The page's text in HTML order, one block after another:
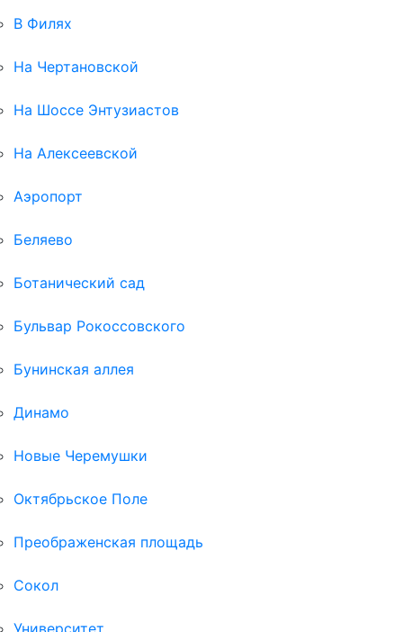
В Филях
На Чертановской
На Шоссе Энтузиастов
На Алексеевской
Аэропорт
Беляево
Ботанический сад
Бульвар Рокоссовского
Бунинская аллея
Динамо
Новые Черемушки
Октябрьское Поле
Преображенская площадь
Сокол
Университет